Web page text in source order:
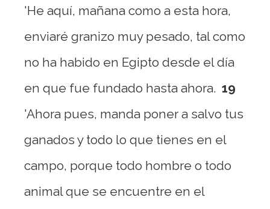
'He aquí, mañana como a esta hora,
enviaré granizo muy pesado, tal como
no ha habido en Egipto desde el día
en que fue fundado hasta ahora. 19
'Ahora pues, manda poner a salvo tus
ganados y todo lo que tienes en el
campo, porque todo hombre o todo
animal que se encuentre en el